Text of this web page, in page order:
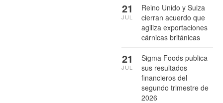
Reino Unido y Suiza
cierran acuerdo que
agiliza exportaciones
cárnicas británicas
21
JUL
Sigma Foods publica
sus resultados
financieros del
segundo trimestre de
2026
21
JUL